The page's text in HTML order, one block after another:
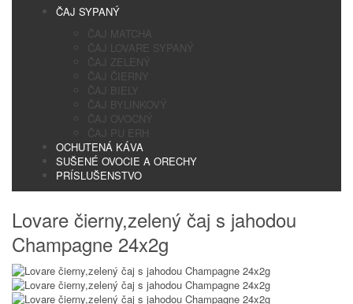
ČAJ SYPANÝ
ČAJ MATCHA
ČAJ LOVARE SYPANÝ
ČAJ ZELENÝ
ČAJ ČIERNY
ČAJ BIELY
ČAJ BYLINKOVÝ
ČAJ OVOCNÝ
ČAJ PU ERH
OCHUTENÁ KÁVA
SUŠENÉ OVOCIE A ORECHY
PRÍSLUŠENSTVO
Lovare čierny,zelený čaj s jahodou
Champagne 24x2g